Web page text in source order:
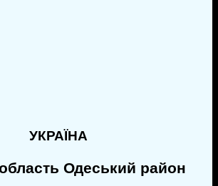
УКРАЇНА
Одеський район